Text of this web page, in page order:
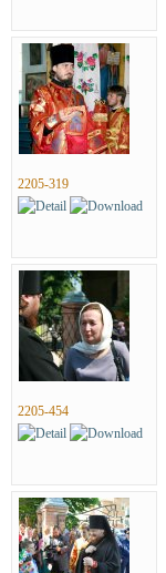
2205-319
2205-454